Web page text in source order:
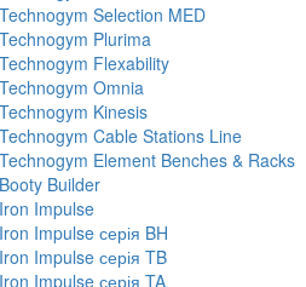
Selection MED
Plurima
Flexability
Omnia
Kinesis
Cable Stations Line
Element Benches & Racks
Builder
Impulse
Impulse серія BH
Impulse серія TB
Impulse серія TA